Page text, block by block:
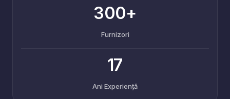
300+
Furnizori
17
Ani Experiență